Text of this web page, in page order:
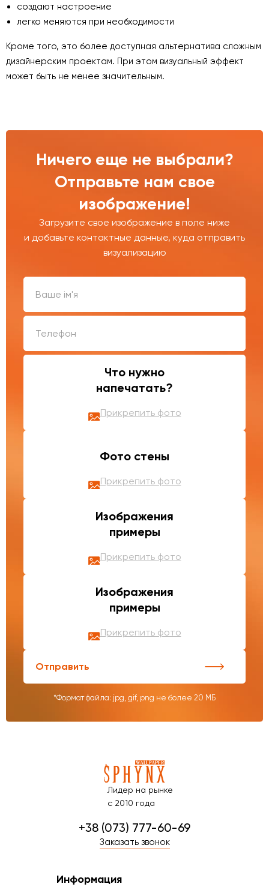
создают настроение
легко меняются при необходимости
Кроме того, это более доступная альтернатива сложным
дизайнерским проектам. При этом визуальный эффект
может быть не менее значительным.
Ничего еще не выбрали?
Отправьте нам свое
изображение!
Загрузите свое изображение в поле ниже
и добавьте контактные данные, куда отправить
визуализацию
Что нужно
напечатать?
Прикрепить фото
Фото стены
Прикрепить фото
Изображения
примеры
Прикрепить фото
Изображения
примеры
Прикрепить фото
Отправить
*Формат файла: jpg, gif, png не более 20 МБ
Лидер на рынке
с 2010 года
+38 (073) 777-60-69
Заказать звонок
Информация